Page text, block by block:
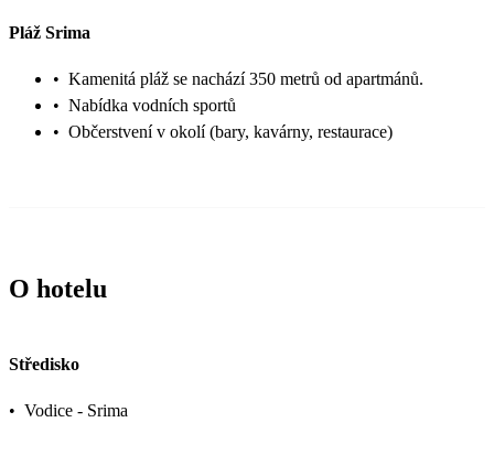
Pláž Srima
• Kamenitá pláž se nachází 350 metrů od apartmánů.
• Nabídka vodních sportů
• Občerstvení v okolí (bary, kavárny, restaurace)
O hotelu
Středisko
• Vodice - Srima